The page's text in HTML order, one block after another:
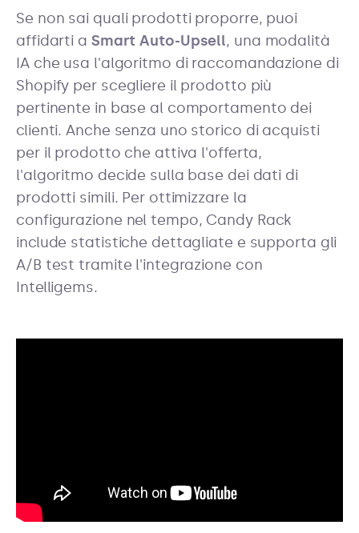
Se non sai quali prodotti proporre, puoi
affidarti a Smart Auto-Upsell, una modalità
IA che usa l'algoritmo di raccomandazione di
Shopify per scegliere il prodotto più
pertinente in base al comportamento dei
clienti. Anche senza uno storico di acquisti
per il prodotto che attiva l'offerta,
l'algoritmo decide sulla base dei dati di
prodotti simili. Per ottimizzare la
configurazione nel tempo, Candy Rack
include statistiche dettagliate e supporta gli
A/B test tramite l'integrazione con
Intelligems.